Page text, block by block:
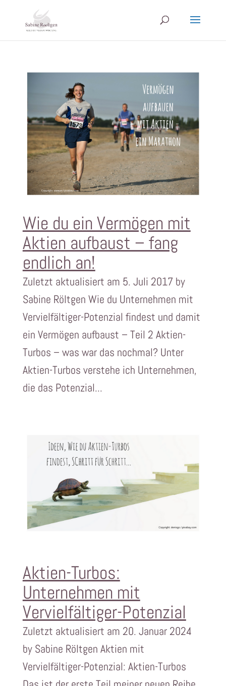
Wie du ein Vermögen mit
Aktien aufbaust – fang
endlich an!
Zuletzt aktualisiert am 5. Juli 2017 by
Sabine Röltgen Wie du Unternehmen mit
Vervielfältiger-Potenzial findest und damit
ein Vermögen aufbaust – Teil 2 Aktien-
Turbos – was war das nochmal? Unter
Aktien-Turbos verstehe ich Unternehmen,
die das Potenzial...
Aktien-Turbos:
Unternehmen mit
Vervielfältiger-Potenzial
Zuletzt aktualisiert am 20. Januar 2024
by Sabine Röltgen Aktien mit
Vervielfältiger-Potenzial: Aktien-Turbos